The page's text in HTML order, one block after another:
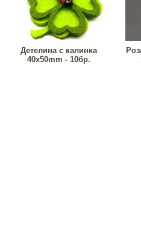
Детелина с калинка
40x50mm - 10бр.